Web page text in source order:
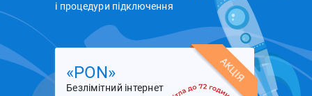
і процедури підключення
АКЦІЯ
«PON»
Безлімітний інтернет